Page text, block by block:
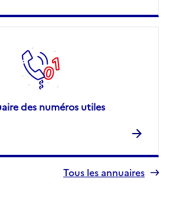
des numéros utiles
Tous les annuaires